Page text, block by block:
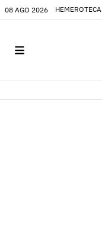
08 AGO 2026 HEMEROTECA